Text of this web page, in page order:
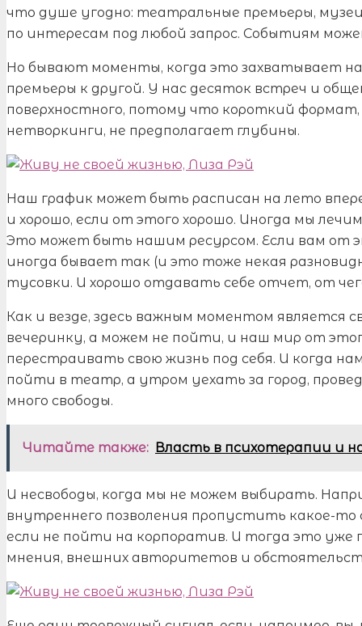
что душе угодно: театральные премьеры,
по интересам под любой запрос. Событиям
Но бывают моменты, когда это захватывает
премьеры к другой. У нас десяток встреч и
поверхностного, потому что короткий формат,
нетворкинги, не предполагает глубины.
Наш график может быть расписан на лето
и хорошо, если от этого хорошо. Иногда мы
Это может быть нашим ресурсом. Если вам от
иногда бывает так (и это тоже некая
тусовки. И хорошо отдавать себе отчет, от
Как и везде, здесь важным моментом является
вечеринку, а можем не пойти, и наш мир от
перестраивать свою жизнь под себя. И когда
пойти в театр, а утром уехать за город,
много свободы.
Читайте также: Власть в психотерапии и
И несвободы, когда мы не можем выбирать.
внутреннего позволения пропустить какое-то
если не пойти на корпоратив. И тогда это уже
мнения, внешних авторитетов и